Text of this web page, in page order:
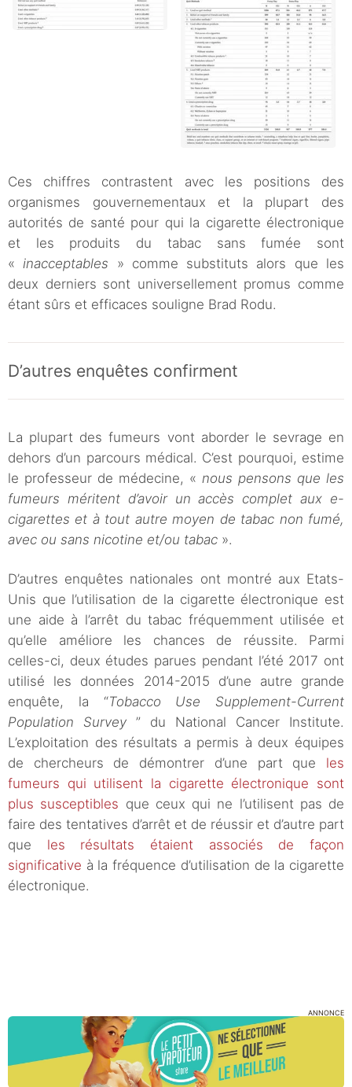
Ces chiffres contrastent avec les positions des
organismes gouvernementaux et la plupart des
autorités de santé pour qui la cigarette électronique
et les produits du tabac sans fumée sont
«inacceptables » comme substituts alors que les
deux derniers sont universellement promus comme
étant sûrs et efficaces souligne Brad Rodu.
D’autres enquêtes confirment
La plupart des fumeurs vont aborder le sevrage en
dehors d’un parcours médical. C’est pourquoi, estime
le professeur de médecine, « nous pensons que les
fumeurs méritent d’avoir un accès complet aux e-
cigarettes et à tout autre moyen de tabac non fumé,
avec ou sans nicotine et/ou tabac ».
D’autres enquêtes nationales ont montré aux Etats-
Unis que l’utilisation de la cigarette électronique est
une aide à l’arrêt du tabac fréquemment utilisée et
qu’elle améliore les chances de réussite. Parmi
celles-ci, deux études parues pendant l’été 2017 ont
utilisé les données 2014-2015 d’une autre grande
enquête, la “Tobacco Use Supplement-Current
Population Survey ” du National Cancer Institute.
L’exploitation des résultats a permis à deux équipes
de chercheurs de démontrer d’une part que les
fumeurs qui utilisent la cigarette électronique sont
plus susceptibles que ceux qui ne l’utilisent pas de
faire des tentatives d’arrêt et de réussir et d’autre part
que les résultats étaient associés de façon
significative à la fréquence d’utilisation de la cigarette
électronique.
ANNONCE